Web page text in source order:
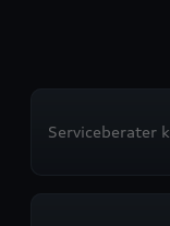
Serviceberater